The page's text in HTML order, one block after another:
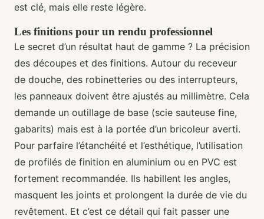
est clé, mais elle reste légère.
Les finitions pour un rendu professionnel
Le secret d’un résultat haut de gamme ? La précision
des découpes et des finitions. Autour du receveur
de douche, des robinetteries ou des interrupteurs,
les panneaux doivent être ajustés au millimètre. Cela
demande un outillage de base (scie sauteuse fine,
gabarits) mais est à la portée d’un bricoleur averti.
Pour parfaire l’étanchéité et l’esthétique, l’utilisation
de profilés de finition en aluminium ou en PVC est
fortement recommandée. Ils habillent les angles,
masquent les joints et prolongent la durée de vie du
revêtement. Et c’est ce détail qui fait passer une